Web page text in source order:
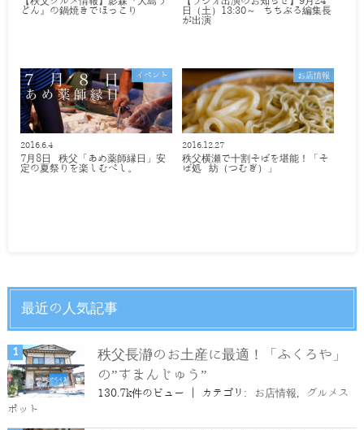
どん』の鍋焼きでほっこり
日（土）13:30～ ちちぶる編集長
が出演
イベント
2016.6.4
7月8日 秩父「あめ薬師縁日」安
定の夏祭りを楽しむべし。
お店情報
2016.12.27
秩父横瀬で十割そばを堪能！「そ
ば処 紡（つむぎ）」
最近の人気記事
秩父長瀞のお土産に最適！「ふくろや」
の”すまんじゅう”
130.7k件のビュー カテゴリ: お店情報
グルメス
ポット